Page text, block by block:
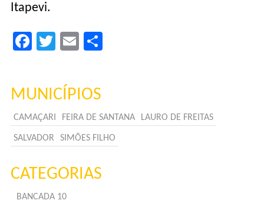
Itapevi.
Facebook
TwitterEmail
MUNICÍPIOS
CAMAÇARI FEIRA DE SANTANA LAURO DE FREITAS
SALVADOR SIMÕES FILHO
CATEGORIAS
BANCADA 10